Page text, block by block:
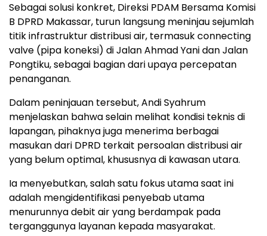
Sebagai solusi konkret, Direksi PDAM Bersama Komisi
B DPRD Makassar, turun langsung meninjau sejumlah
titik infrastruktur distribusi air, termasuk connecting
valve (pipa koneksi) di Jalan Ahmad Yani dan Jalan
Pongtiku, sebagai bagian dari upaya percepatan
penanganan.
Dalam peninjauan tersebut, Andi Syahrum
menjelaskan bahwa selain melihat kondisi teknis di
lapangan, pihaknya juga menerima berbagai
masukan dari DPRD terkait persoalan distribusi air
yang belum optimal, khususnya di kawasan utara.
Ia menyebutkan, salah satu fokus utama saat ini
adalah mengidentifikasi penyebab utama
menurunnya debit air yang berdampak pada
terganggunya layanan kepada masyarakat.